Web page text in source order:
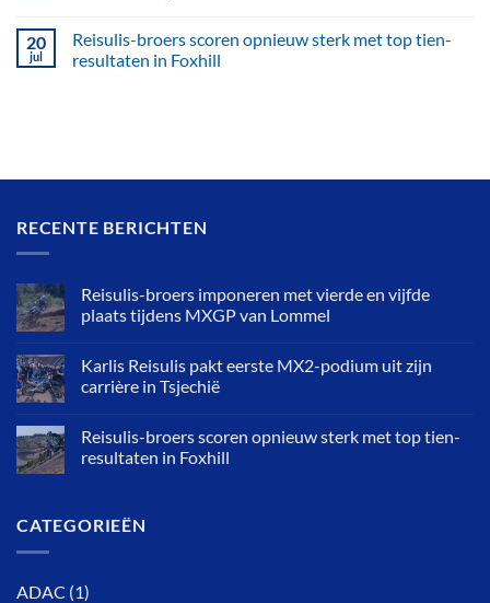
20
jul
Reisulis-broers scoren opnieuw sterk met top tien-
resultaten in Foxhill
RECENTE BERICHTEN
Reisulis-broers imponeren met vierde en vijfde
plaats tijdens MXGP van Lommel
Karlis Reisulis pakt eerste MX2-podium uit zijn
carrière in Tsjechië
Reisulis-broers scoren opnieuw sterk met top tien-
resultaten in Foxhill
CATEGORIEËN
ADAC (1)